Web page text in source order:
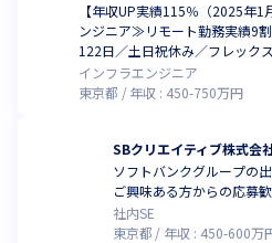
【年収UP実績115％（2025年
ンジニア≫リモート勤務実績9
122日／土日祝休み／フレック
インフラエンジニア
東京都
年収 : 450-750万円
SBクリエイティブ株式会
ソフトバンクグループの
ご興味ある方からの応募歓
社内SE
東京都
年収 : 450-600万